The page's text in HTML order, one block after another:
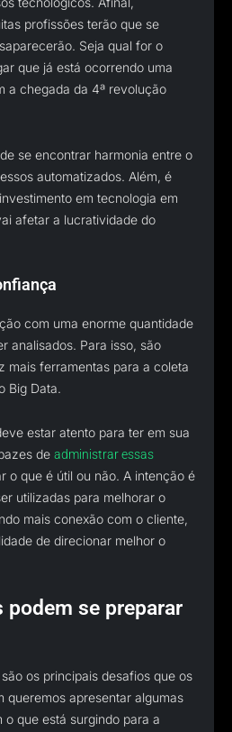
profissões terão que se
Seja qual for o
que já está ocorrendo uma
a chegada da 4ª revolução
se encontrar harmonia entre o
automatizados. Além, é
em tecnologia em
afetar a lucratividade do
com uma enorme quantidade
analisados. Para isso, são
mais ferramentas para a coleta
Big Data.
estar atento para ter em sua
de administrar essas
o que é útil ou não. A intenção é
utilizadas para melhorar o
mais conexão com o cliente,
de direcionar melhor o
podem se preparar
os principais desafios que os
queremos apresentar algumas
o que está surgindo para a